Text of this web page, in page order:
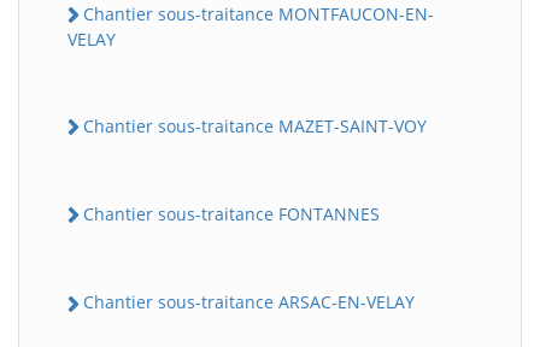
Chantier sous-traitance MONTFAUCON-EN-
VELAY
Chantier sous-traitance MAZET-SAINT-VOY
Chantier sous-traitance FONTANNES
Chantier sous-traitance ARSAC-EN-VELAY